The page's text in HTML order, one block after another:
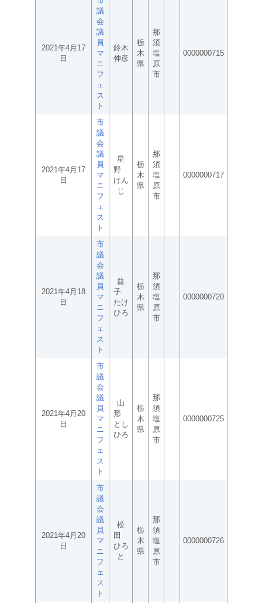
2021年4月17
日
議
会
議
員
マ
ニ
フ
ェ
ス
ト
鈴木
伸彦
栃
木
県
那
須
塩
原
市
0000000715
2021年4月17
日
市
議
会
議
員
マ
ニ
フ
ェ
ス
ト
星
野
けん
じ
栃
木
県
那
須
塩
原
市
0000000717
2021年4月18
日
市
議
会
議
員
マ
ニ
フ
ェ
ス
ト
益
子
たけ
ひろ
栃
木
県
那
須
塩
原
市
0000000720
2021年4月20
日
市
議
会
議
員
マ
ニ
フ
ェ
ス
ト
山
形
とし
ひろ
栃
木
県
那
須
塩
原
市
0000000725
2021年4月20
日
市
議
会
議
員
マ
ニ
フ
ェ
ス
ト
松
田
ひろ
と
栃
木
県
那
須
塩
原
市
0000000726